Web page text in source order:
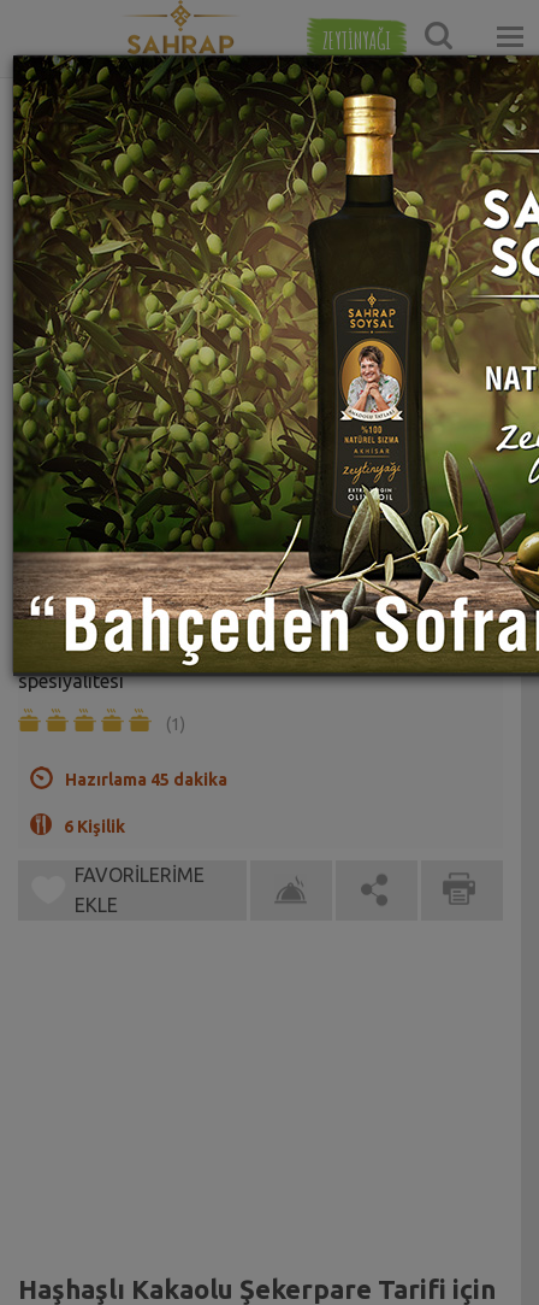
ZEYTİNYAĞI
Ana Sayfa Tatlı Tarifleri Şerbetli Tatlı Tarifleri
Haşhaşlı Kakaolu Şekerpare Tarifi
Sahrap Soysal
Haşhaş ve kakao şekerpareye çok yakışıyor, Sahrap'ın
spesiyalitesi
(1)
Hazırlama 45 dakika
6 Kişilik
FAVORİLERİME
EKLE
Haşhaşlı Kakaolu Şekerpare Tarifi için